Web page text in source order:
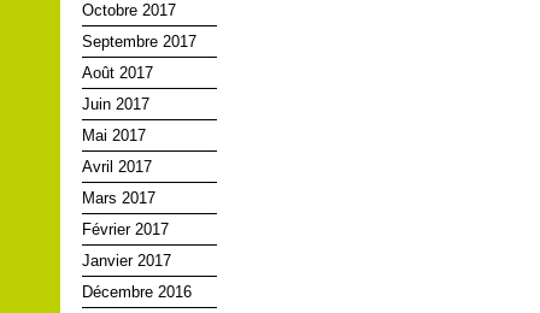
Octobre 2017
Septembre 2017
Août 2017
Juin 2017
Mai 2017
Avril 2017
Mars 2017
Février 2017
Janvier 2017
Décembre 2016